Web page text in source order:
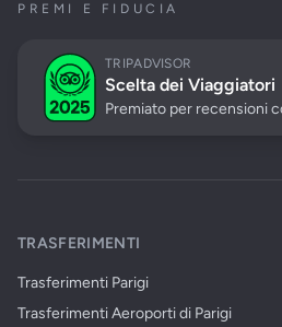
PREMI E FIDUCIA
TRIPADVISOR
Scelta dei Viaggiatori
Premiato per recensioni
TRASFERIMENTI
Trasferimenti Parigi
Trasferimenti Aeroporti di Parigi